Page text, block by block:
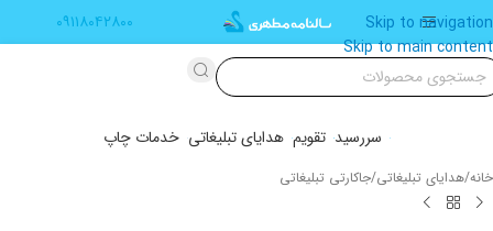
Skip to navigation
Skip to main content
۰۹۱۱۸۰۴۲۸۰۰
سررسید تقویم هدایای تبلیغاتی خدمات چاپ
خانه/هدایای تبلیغاتی/جاکارتی تبلیغاتی